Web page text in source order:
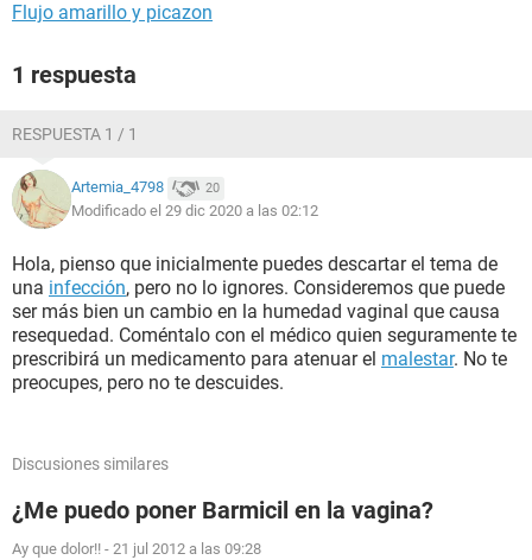
Flujo amarillo y picazon
1 respuesta
RESPUESTA 1 / 1
Artemia_4798 20
Modificado el 29 dic 2020 a las 02:12
Hola, pienso que inicialmente puedes descartar el tema de
una infección, pero no lo ignores. Consideremos que puede
ser más bien un cambio en la humedad vaginal que causa
resequedad. Coméntalo con el médico quien seguramente te
prescribirá un medicamento para atenuar el malestar. No te
preocupes, pero no te descuides.
Discusiones similares
¿Me puedo poner Barmicil en la vagina?
Ay que dolor!! - 21 jul 2012 a las 09:28